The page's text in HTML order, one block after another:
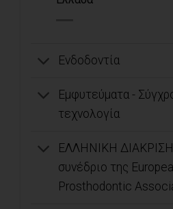
Ενδοδοντία
Εμφυτεύματα -
τεχνολογία
ΕΛΛΗΝΙΚΗ
συνέδριο της
Prosthodontic